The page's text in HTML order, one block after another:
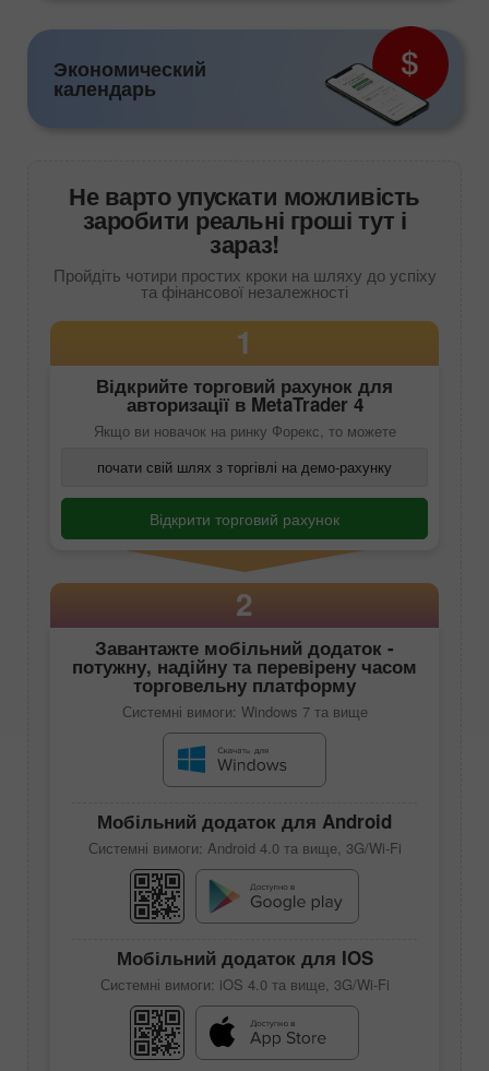
Экономический
календарь
Не варто упускати можливість
заробити реальні гроші тут і
зараз!
Пройдіть чотири простих кроки на шляху до успіху
та фінансової незалежності
1
Відкрийте торговий рахунок для
авторизації в MetaTrader 4
Якщо ви новачок на ринку Форекс, то можете
почати свій шлях з торгівлі на демо-рахунку
Відкрити торговий рахунок
2
Завантажте мобільний додаток -
потужну, надійну та перевірену часом
торговельну платформу
Системні вимоги: Windows 7 та вище
Мобільний додаток для Android
Системні вимоги: Android 4.0 та вище, 3G/Wi-Fi
Мобільний додаток для IOS
Системні вимоги: iOS 4.0 та вище, 3G/Wi-Fi